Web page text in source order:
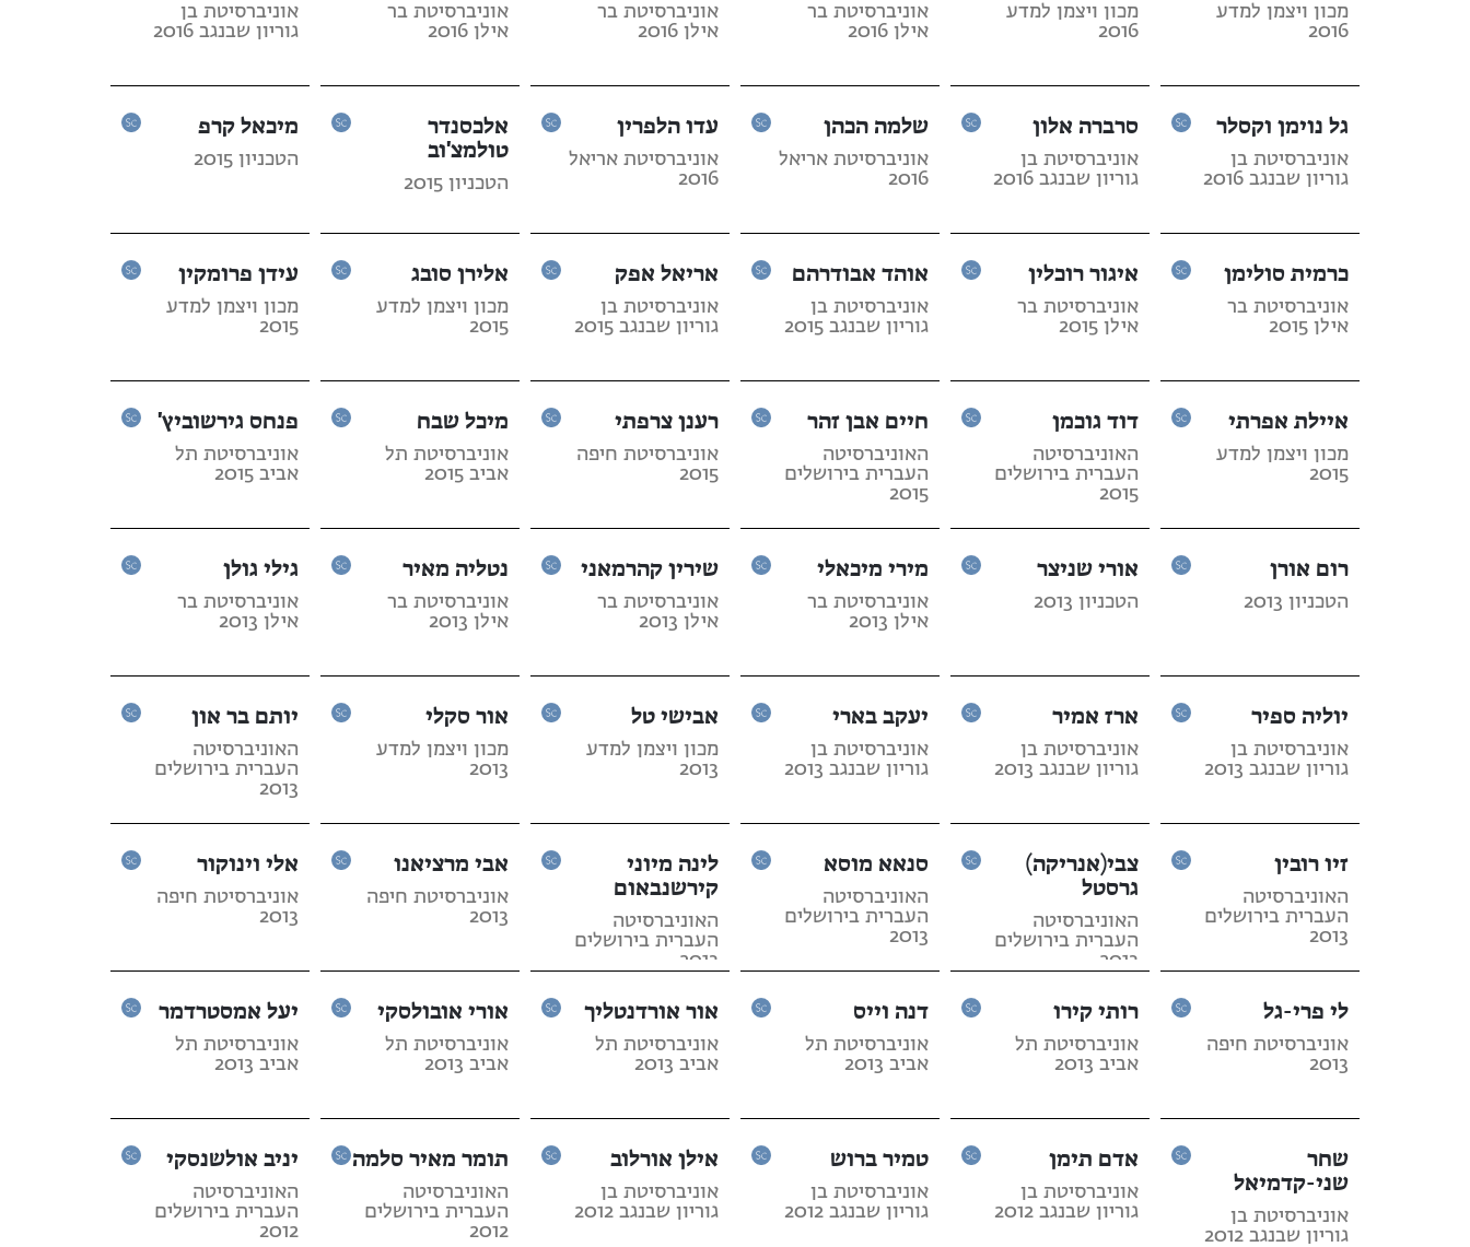
מכון ויצמן למדע
2016
מכון ויצמן למדע
2016
אוניברסיטת בר
אילן 2016
אוניברסיטת בר
אילן 2016
אוניברסיטת בר
אילן 2016
אוניברסיטת בן
גוריון שבנגב 2016
גל נוימן וקסלר
אוניברסיטת בן
גוריון שבנגב 2016
סרברה אלון
אוניברסיטת בן
גוריון שבנגב 2016
שלמה הכהן
אוניברסיטת אריאל
2016
עדו הלפרין
אוניברסיטת אריאל
2016
אלכסנדר
טולמצ'וב
הטכניון 2015
מיכאל קרפ
הטכניון 2015
כרמית סולימן
אוניברסיטת בר
אילן 2015
איגור רוכלין
אוניברסיטת בר
אילן 2015
אוהד אבודרהם
אוניברסיטת בן
גוריון שבנגב 2015
אריאל אפק
אוניברסיטת בן
גוריון שבנגב 2015
אלירן סובג
מכון ויצמן למדע
2015
עידן פרומקין
מכון ויצמן למדע
2015
איילת אפרתי
מכון ויצמן למדע
2015
דוד גוכמן
האוניברסיטה
העברית בירושלים
2015
חיים אבן זהר
האוניברסיטה
העברית בירושלים
2015
רענן צרפתי
אוניברסיטת חיפה
2015
מיכל שבח
אוניברסיטת תל
אביב 2015
פנחס גירשוביץ'
אוניברסיטת תל
אביב 2015
רום אורן
הטכניון 2013
אורי שניצר
הטכניון 2013
מירי מיכאלי
אוניברסיטת בר
אילן 2013
שירין קהרמאני
אוניברסיטת בר
אילן 2013
נטליה מאיר
אוניברסיטת בר
אילן 2013
גילי גולן
אוניברסיטת בר
אילן 2013
יוליה ספיר
אוניברסיטת בן
גוריון שבנגב 2013
ארז אמיר
אוניברסיטת בן
גוריון שבנגב 2013
יעקב בארי
אוניברסיטת בן
גוריון שבנגב 2013
אבישי טל
מכון ויצמן למדע
2013
אור סקלי
מכון ויצמן למדע
2013
יותם בר און
האוניברסיטה
העברית בירושלים
2013
זיו רובין
האוניברסיטה
העברית בירושלים
2013
צבי(אנריקה)
גרסטל
האוניברסיטה
העברית בירושלים
2013
סנאא מוסא
האוניברסיטה
העברית בירושלים
2013
לינה מיוני
קירשנבאום
האוניברסיטה
העברית בירושלים
2013
אבי מרציאנו
אוניברסיטת חיפה
2013
אלי וינוקור
אוניברסיטת חיפה
2013
לי פרי-גל
אוניברסיטת חיפה
2013
רותי קירו
אוניברסיטת תל
אביב 2013
דנה וייס
אוניברסיטת תל
אביב 2013
אור אורדנטליך
אוניברסיטת תל
אביב 2013
אורי אובולסקי
אוניברסיטת תל
אביב 2013
יעל אמסטרדמר
אוניברסיטת תל
אביב 2013
שחר
שני-קדמיאל
אוניברסיטת בן
גוריון שבנגב 2012
אדם תימן
אוניברסיטת בן
גוריון שבנגב 2012
טמיר ברוש
אוניברסיטת בן
גוריון שבנגב 2012
אילן אורלוב
אוניברסיטת בן
גוריון שבנגב 2012
תומר מאיר סלמה
האוניברסיטה
העברית בירושלים
2012
יניב אולשנסקי
האוניברסיטה
העברית בירושלים
2012